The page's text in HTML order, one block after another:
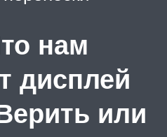
нам
дисплей
или